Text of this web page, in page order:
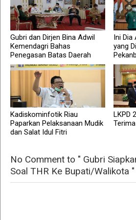
Gubri dan Dirjen Bina Adwil
Kemendagri Bahas
Penegasan Batas Daerah
Ini Dia
yang
Kadiskominfotik Riau
Paparkan Pelaksanaan Mudik
dan Salat Idul Fitri
LKPD
No Comment to " Gubri
Soal THR Ke Bupati/Walikota "